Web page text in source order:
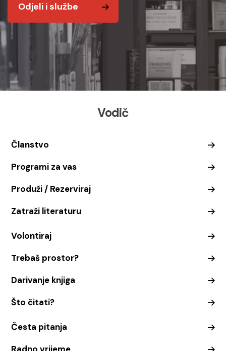
Odjeli i službe
Vodič
Članstvo
Programi za vas
Produži / Rezerviraj
Zatraži literaturu
Volontiraj
Trebaš prostor?
Darivanje knjiga
Što čitati?
Česta pitanja